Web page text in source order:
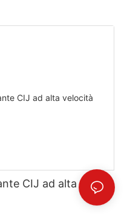
CIJ ad alta